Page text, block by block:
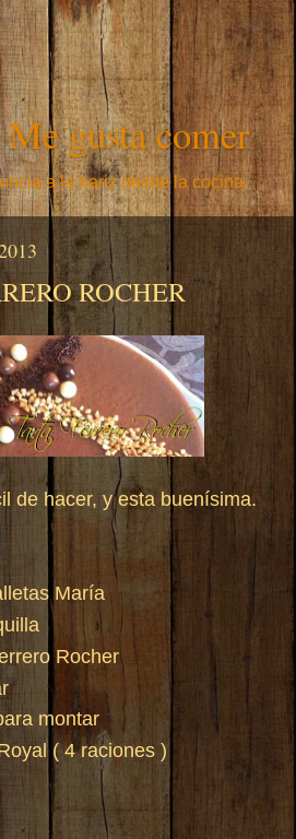
gusta comer
a la nariz desde la cocina.
ROCHER
de hacer, y esta buenísima.
María
Rocher
montar
( 4 raciones )